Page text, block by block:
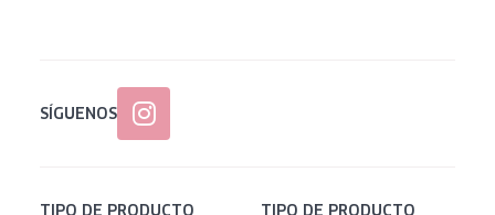
SÍGUENOS
TIPO DE PRODUCTO TIPO DE PRODUCTO